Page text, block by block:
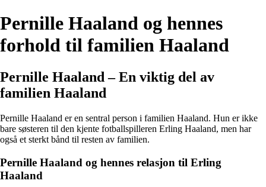
Pernille Haaland og hennes
forhold til familien Haaland
Pernille Haaland – En viktig del av
familien Haaland
Pernille Haaland er en sentral person i familien Haaland. Hun er ikke
bare søsteren til den kjente fotballspilleren Erling Haaland, men har
også et sterkt bånd til resten av familien.
Pernille Haaland og hennes relasjon til Erling
Haaland